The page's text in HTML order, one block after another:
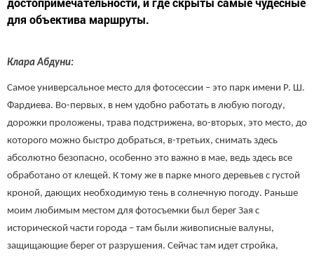
для объектива маршруты.
Клара Абдуни:
Самое универсальное место для фотосессии – это парк имени Р. Ш.
Фардиева. Во-первых, в нем удобно работать в любую погоду,
дорожки проложены, трава подстрижена, во-вторых, это место, до
которого можно быстро добраться, в-третьих, снимать здесь
абсолютно безопасно, особенно это важно в мае, ведь здесь все
обработано от клещей. К тому же в парке много деревьев с густой
кроной, дающих необходимую тень в солнечную погоду. Раньше
моим любимым местом для фотосъемки был берег Зая с
исторической части города – там были живописные валуны,
защищающие берег от разрушения. Сейчас там идет стройка,